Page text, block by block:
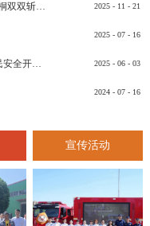
2025 - 11 - 21
荣耀加冕 实力绽放丨政安双雄唐露轩、鞠青桐双双斩获“渝消蓝盾讲师团金牌讲师”比武竞赛决赛大奖
2025 - 07 - 16
2025 - 06 - 03
政安消防丨助力重庆“安全生产月”活动暨全民安全开放日活动
2024 - 07 - 16
宣传活动